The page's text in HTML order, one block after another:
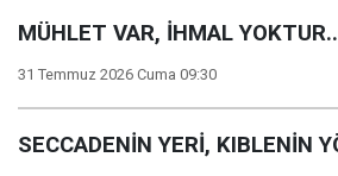
MÜHLET VAR, İHMAL
31 Temmuz 2026 Cuma 09:30
SECCADENİN YERİ, KIBLENİN